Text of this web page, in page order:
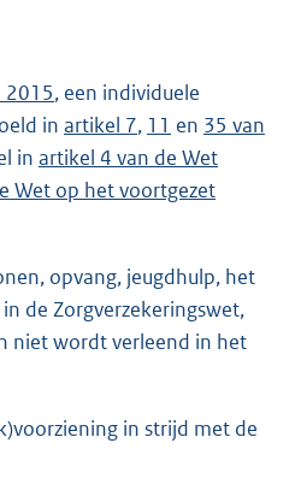
2015, een individuele
in artikel 7, 11 en 35 van
in artikel 4 van de Wet
Wet op het voortgezet
opvang, jeugdhulp, het
de Zorgverzekeringswet,
niet wordt verleend in het
in strijd met de